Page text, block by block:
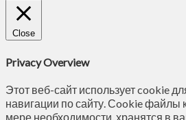
Close
Privacy Overview
Этот веб-сайт использует cookie
навигации по сайту. Сookie файлы
мере необходимости, хранятся в